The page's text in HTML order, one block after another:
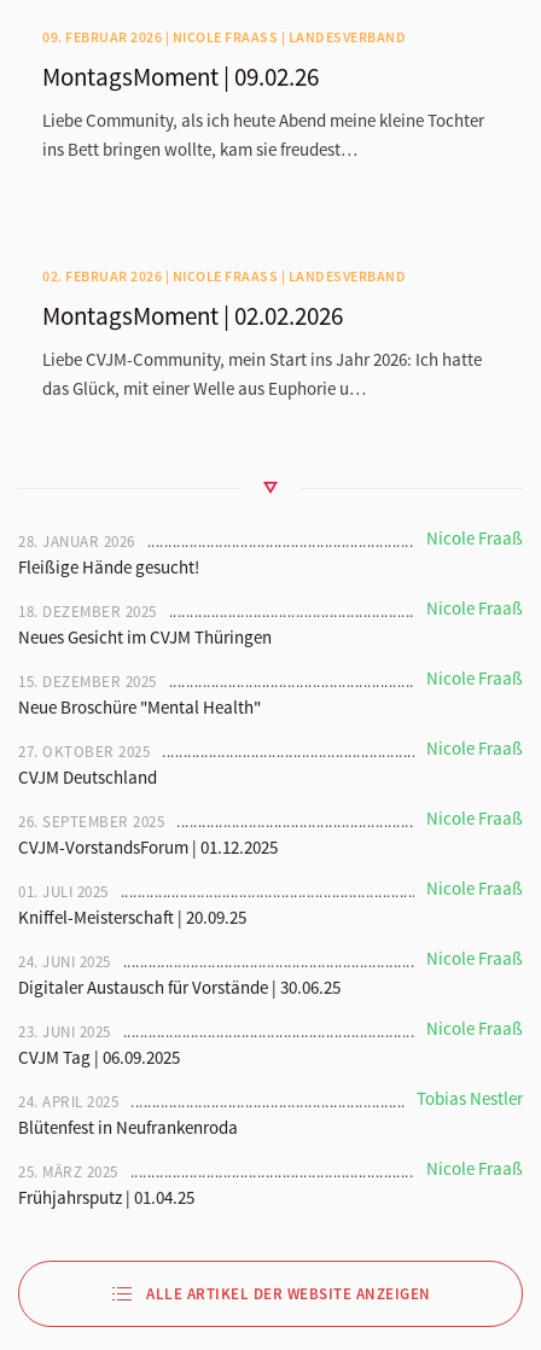
09. FEBRUAR 2026 | NICOLE FRAASS | LANDESVERBAND
MontagsMoment | 09.02.26
Liebe Community, als ich heute Abend meine kleine Tochter
ins Bett bringen wollte, kam sie freudest…
02. FEBRUAR 2026 | NICOLE FRAASS | LANDESVERBAND
MontagsMoment | 02.02.2026
Liebe CVJM-Community, mein Start ins Jahr 2026: Ich hatte
das Glück, mit einer Welle aus Euphorie u…
28. JANUAR 2026
Nicole Fraaß
Fleißige Hände gesucht!
18. DEZEMBER 2025
Nicole Fraaß
Neues Gesicht im CVJM Thüringen
15. DEZEMBER 2025
Nicole Fraaß
Neue Broschüre "Mental Health"
27. OKTOBER 2025
Nicole Fraaß
CVJM Deutschland
26. SEPTEMBER 2025
Nicole Fraaß
CVJM-VorstandsForum | 01.12.2025
01. JULI 2025
Nicole Fraaß
Kniffel-Meisterschaft | 20.09.25
24. JUNI 2025
Nicole Fraaß
Digitaler Austausch für Vorstände | 30.06.25
23. JUNI 2025
Nicole Fraaß
CVJM Tag | 06.09.2025
24. APRIL 2025
Tobias Nestler
Blütenfest in Neufrankenroda
25. MÄRZ 2025
Nicole Fraaß
Frühjahrsputz | 01.04.25
ALLE ARTIKEL DER WEBSITE ANZEIGEN